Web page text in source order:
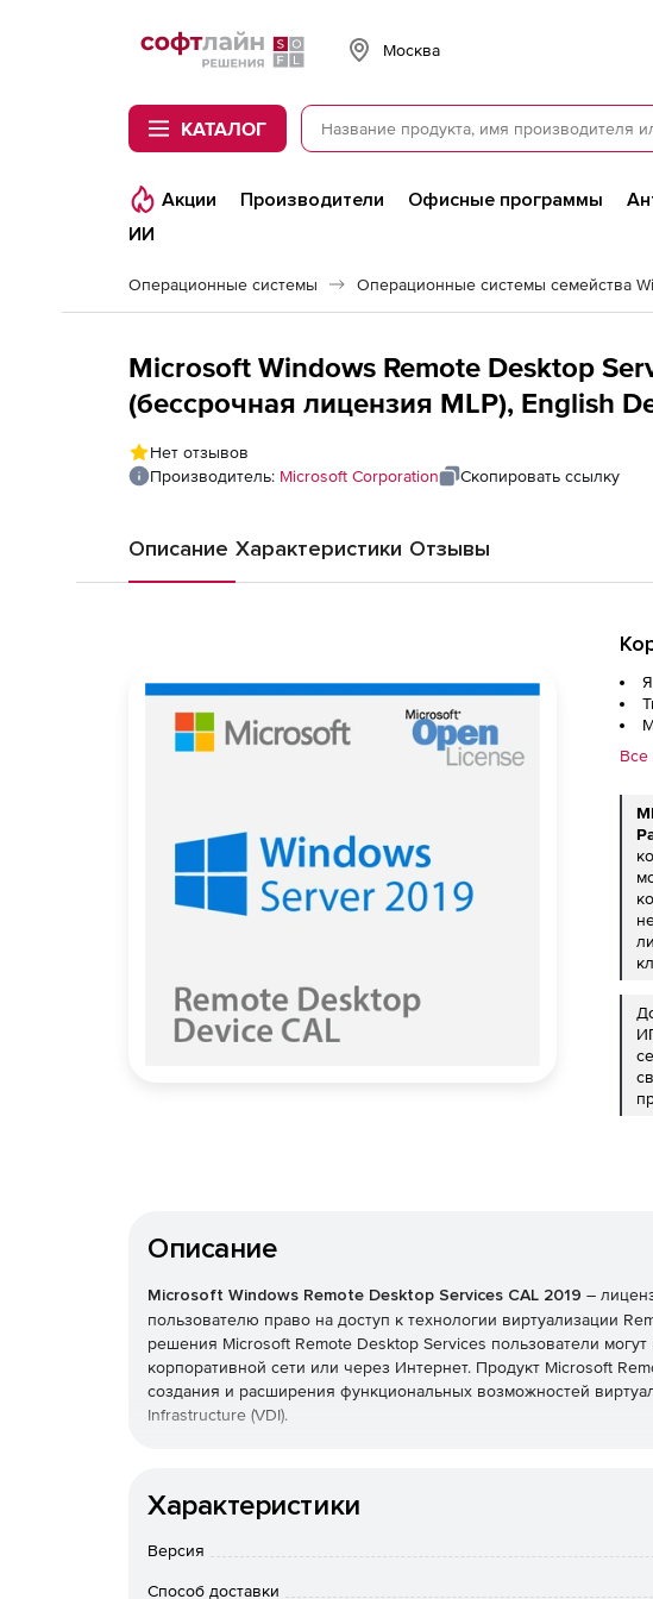
Softline
Москва
КАТАЛОГ
Акции Производители Офисные программы
ИИ
Операционные системы Операционные системы семейства
Microsoft Windows Remote Desktop
(бессрочная лицензия MLP), English
Нет отзывов
Производитель: Microsoft Corporation Скопировать ссылку
Описание Характеристики Отзывы
Все
Описание
Microsoft Windows Remote Desktop Services CAL 2019 –
пользователю право на доступ к технологии виртуализации
решения Microsoft Remote Desktop Services пользователи
корпоративной сети или через Интернет. Продукт Microsoft
создания и расширения функциональных возможностей
Infrastructure (VDI).
Пользовательские лицензии CAL
Приобретать пользовательские лицензии CAL имеет смысл,
доступ к корпоративной сети с нескольких разных устройств
Характеристики
Версия
Способ доставки